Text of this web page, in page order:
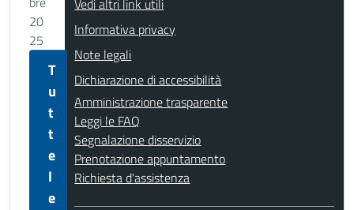
20
25
T
u
t
t
e
l
e
Vedi altri link utili
Informativa privacy
Note legali
Dichiarazione di accessibilità
Amministrazione trasparente
Leggi le FAQ
Segnalazione disservizio
Prenotazione appuntamento
Richiesta d'assistenza